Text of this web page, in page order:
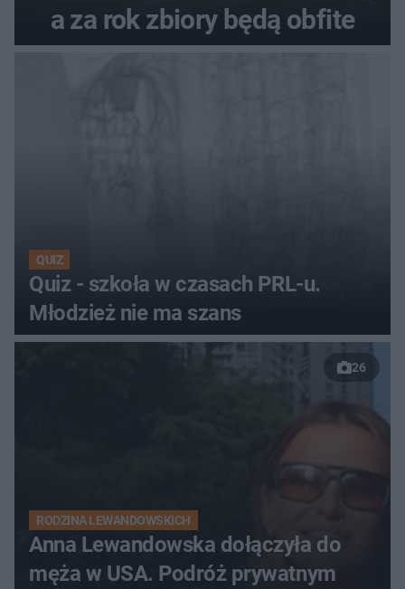
a za rok zbiory będą obfite
QUIZ
Quiz - szkoła w czasach PRL-u.
Młodzież nie ma szans
26
RODZINA LEWANDOWSKICH
Anna Lewandowska dołączyła do
męża w USA. Podróż prywatnym